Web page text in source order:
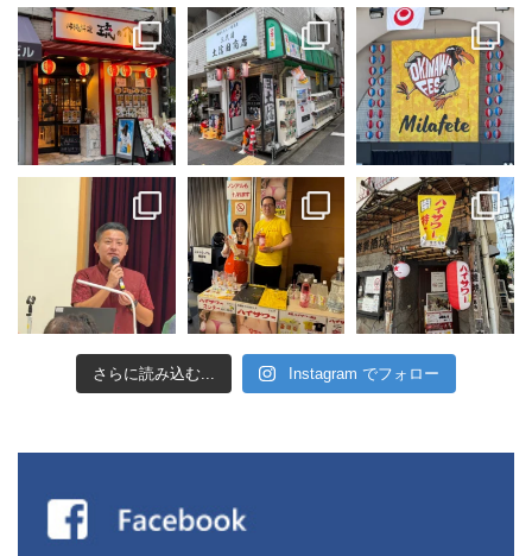
さらに読み込む... Instagram でフォロー